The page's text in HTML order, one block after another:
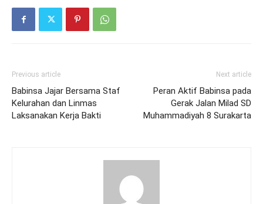
Previous article
Babinsa Jajar Bersama Staf
Kelurahan dan Linmas
Laksanakan Kerja Bakti
Next article
Peran Aktif Babinsa pada
Gerak Jalan Milad SD
Muhammadiyah 8 Surakarta